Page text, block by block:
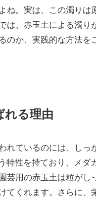
ね。実は、この濁りは
は、赤玉土による濁り
のか、実践的な方法を
れる理由
れているのには、しっ
特性を持ており、メダ
芸用の赤玉土は粒がし
てくれます。さらに、